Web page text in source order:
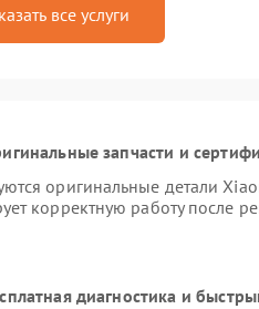
все услуги
запчасти и
оригинальные детали
корректную работу после
диагностика и